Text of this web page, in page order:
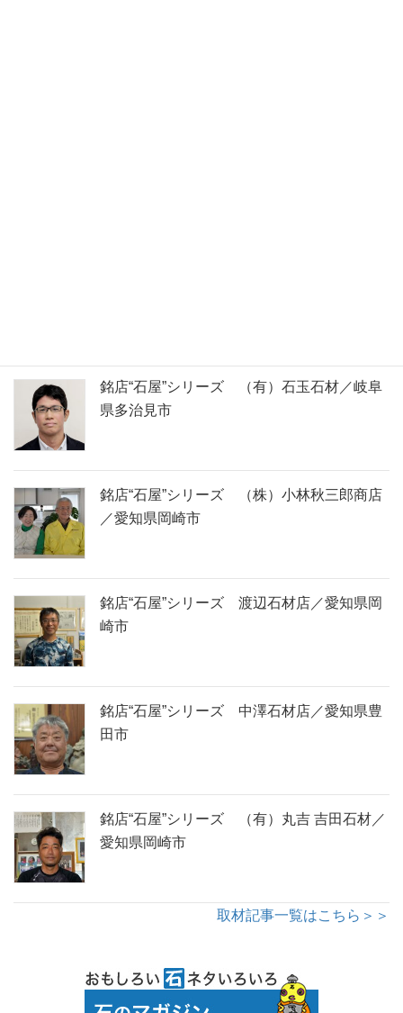
銘店“石屋”シリーズ （有）石玉石材／岐阜
県多治見市
銘店“石屋”シリーズ （株）小林秋三郎商店
／愛知県岡崎市
銘店“石屋”シリーズ 渡辺石材店／愛知県岡
崎市
銘店“石屋”シリーズ 中澤石材店／愛知県豊
田市
銘店“石屋”シリーズ （有）丸吉 吉田石材／
愛知県岡崎市
取材記事一覧はこちら＞＞